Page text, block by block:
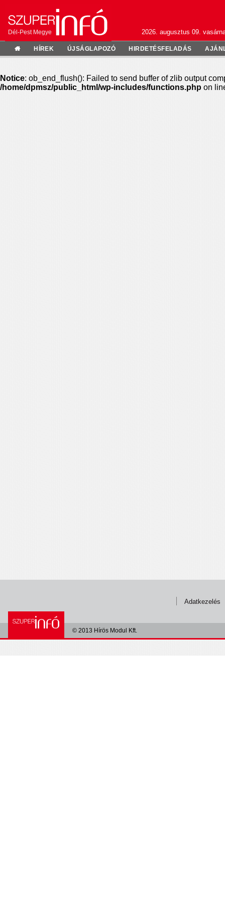
Dél-Pest Megye 2026. augusztus 09.
HÍREK ÚJSÁGLAPOZÓ HIRDETÉSFELADÁS
Adatkezelés
© 2013 Hírös Modul Kft.
Notice: ob_end_flush(): Failed to send buffer of zlib output
/home/dpmsz/public_html/wp-includes/functions.php on